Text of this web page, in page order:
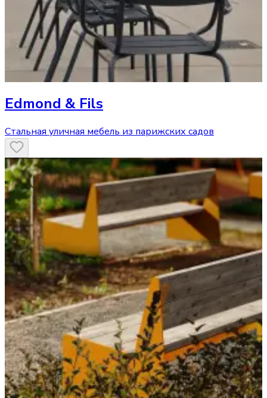
Edmond & Fils
Стальная уличная мебель из парижских садов